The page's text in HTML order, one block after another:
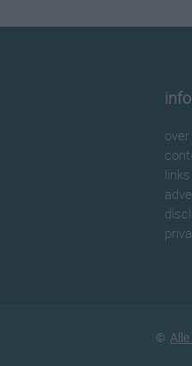
links
©